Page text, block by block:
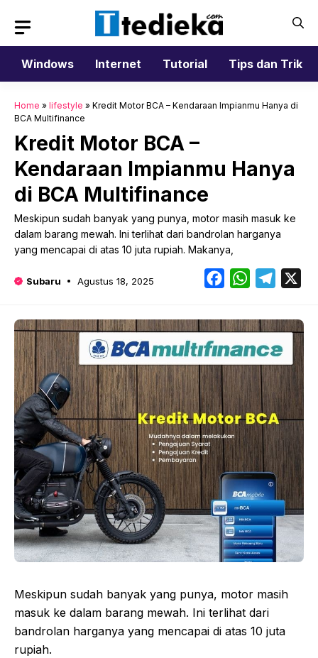
isi
Windows
Internet Tutorial Tips dan Trik
Home » lifestyle » Kredit Motor BCA – Kendaraan Impianmu Hanya di
BCA Multifinance
Kredit Motor BCA –
Kendaraan Impianmu Hanya
di BCA Multifinance
Meskipun sudah banyak yang punya, motor masih masuk ke
dalam barang mewah. Ini terlihat dari bandrolan harganya
yang mencapai di atas 10 juta rupiah. Makanya,
Subaru Agustus 18, 2025 FacebookWhatsApp
Meskipun sudah banyak yang punya, motor masih
masuk ke dalam barang mewah. Ini terlihat dari
bandrolan harganya yang mencapai di atas 10 juta
rupiah.